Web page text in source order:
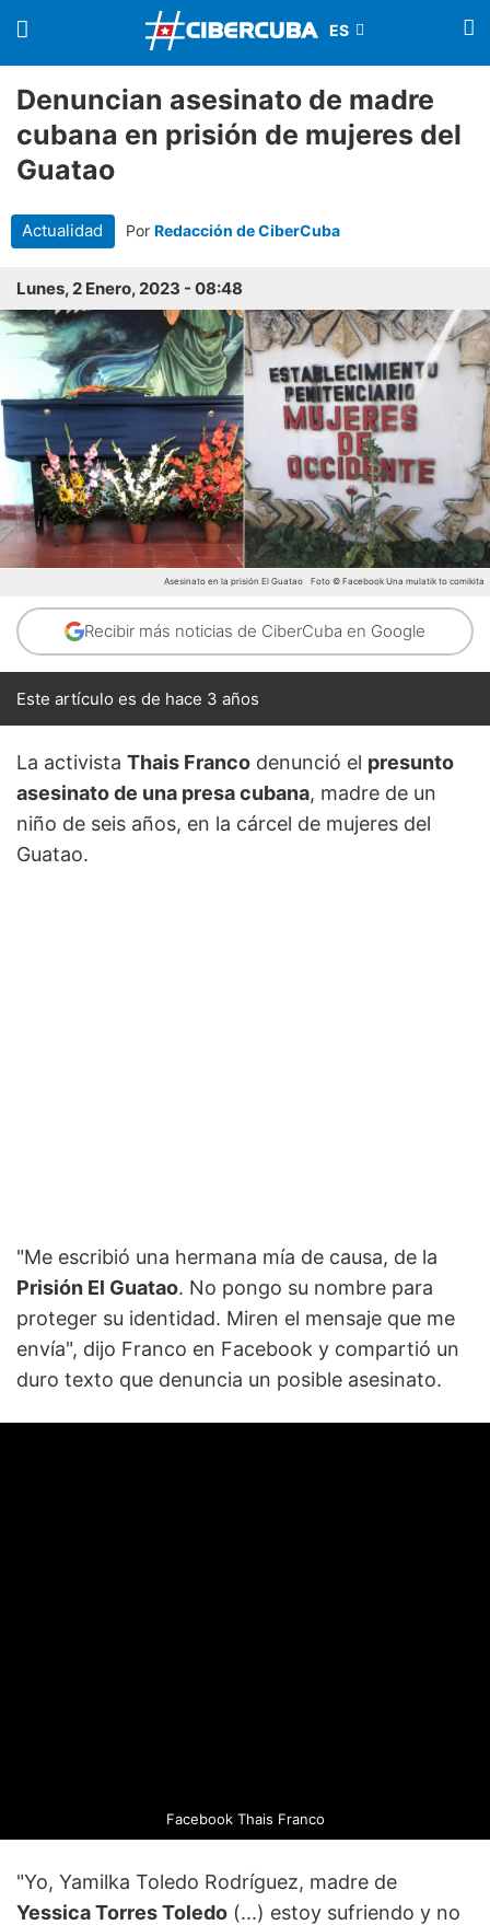
Denuncian asesinato de madre
cubana en prisión de mujeres del
Guatao
Actualidad Por Redacción de CiberCuba
Lunes, 2 Enero, 2023 - 08:48
Asesinato en la prisión El Guatao Foto © Facebook Una mulatik to comikita
Recibir más noticias de CiberCuba en Google
Este artículo es de hace 3 años
La activista Thais Franco denunció el presunto
asesinato de una presa cubana, madre de un
niño de seis años, en la cárcel de mujeres del
Guatao.
"Me escribió una hermana mía de causa, de la
Prisión El Guatao. No pongo su nombre para
proteger su identidad. Miren el mensaje que me
envía", dijo Franco en Facebook y compartió un
duro texto que denuncia un posible asesinato.
Facebook Thais Franco
"Yo, Yamilka Toledo Rodríguez, madre de
Yessica Torres Toledo (...) estoy sufriendo y no